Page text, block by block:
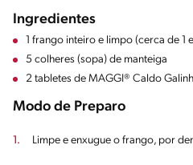
Ingredientes
1 frango inteiro e limpo (cerca de 1
5 colheres (sopa) de manteiga
2 tabletes de MAGGI® Caldo
Modo de Preparo
Limpe e enxugue o frango, por